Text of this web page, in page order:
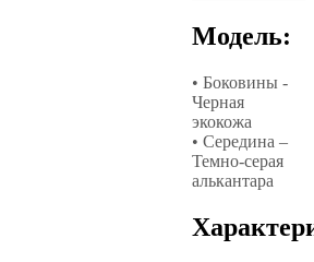
Модель:
• Боковины -
Черная
экокожа
• Середина –
Темно-серая
алькантара